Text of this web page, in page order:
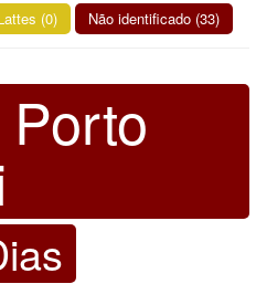
(0) Não identificado (33)